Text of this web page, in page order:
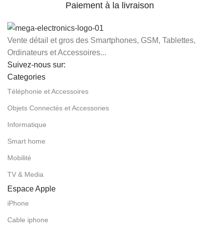
Paiement à la livraison
Vente détail et gros des Smartphones, GSM, Tablettes,
Ordinateurs et Accessoires...
Suivez-nous sur:
Categories
Téléphonie et Accessoires
Objets Connectés et Accessories
Informatique
Smart home
Mobilité
TV & Media
Espace Apple
iPhone
Cable iphone